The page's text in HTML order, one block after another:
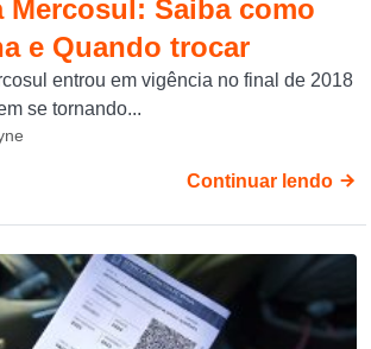
Mercosul: Saiba como
e Quando trocar
entrou em vigência no final de 2018
se tornando...
Continuar lendo